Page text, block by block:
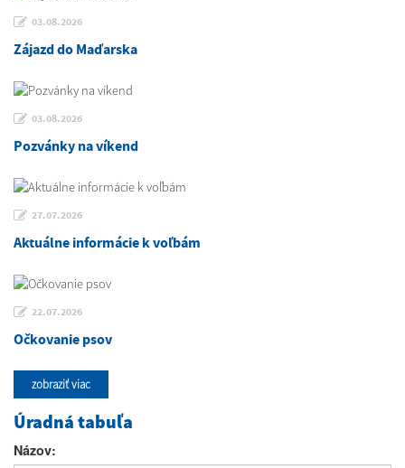
03.08.2026
Zájazd do Maďarska
03.08.2026
Pozvánky na víkend
27.07.2026
Aktuálne informácie k voľbám
22.07.2026
Očkovanie psov
zobraziť viac
Úradná tabuľa
Názov: